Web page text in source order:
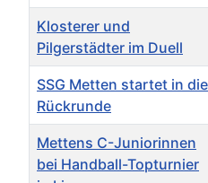
Klosterer und
Pilgerstädter im Duell
SSG Metten startet in die
Rückrunde
Mettens C-Juniorinnen
bei Handball-Topturnier